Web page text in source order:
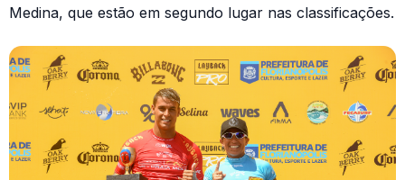
Medina, que estão em segundo lugar nas classificações.